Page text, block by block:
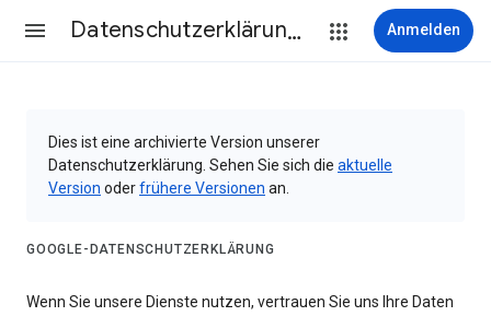
Datenschutzerklärung & Nutzungsbedingungen Anmelden
Dies ist eine archivierte Version unserer
Datenschutzerklärung. Sehen Sie sich die aktuelle
Version oderfrühere Versionen an.
GOOGLE-DATENSCHUTZERKLÄRUNG
Wenn Sie unsere Dienste nutzen, vertrauen Sie uns Ihre Daten